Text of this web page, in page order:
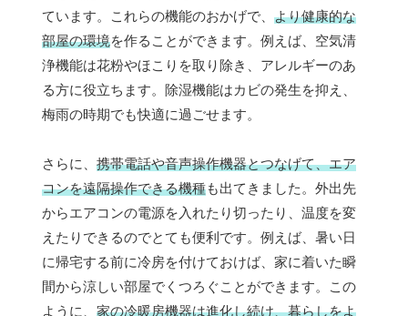
ています。これらの機能のおかげで、 より健康的な
部屋の環境を作ることができます。例えば、空気清
浄機能は花粉やほこりを取り除き、アレルギーのあ
る方に役立ちます。除湿機能はカビの発生を抑え、
梅雨の時期でも快適に過ごせます。
さらに、 携帯電話や音声操作機器とつなげて、エア
コンを遠隔操作できる機種も出てきました。外出先
からエアコンの電源を入れたり切ったり、温度を変
えたりできるのでとても便利です。例えば、暑い日
に帰宅する前に冷房を付けておけば、家に着いた瞬
間から涼しい部屋でくつろぐことができます。この
ように、 家の冷暖房機器は進化し続け、暮らしをよ